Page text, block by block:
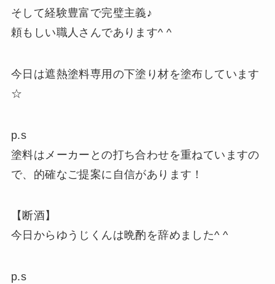
そして経験豊富で完璧主義♪
頼もしい職人さんであります^ ^
今日は遮熱塗料専用の下塗り材を塗布しています
☆
p.s
塗料はメーカーとの打ち合わせを重ねていますの
で、的確なご提案に自信があります！
【断酒】
今日からゆうじくんは晩酌を辞めました^ ^
p.s